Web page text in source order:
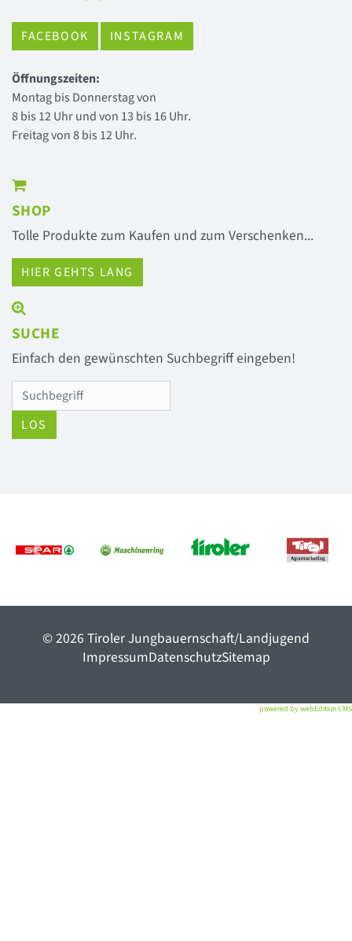
FACEBOOK INSTAGRAM
Öffnungszeiten:
Montag bis Donnerstag von
8 bis 12 Uhr und von 13 bis 16 Uhr.
Freitag von 8 bis 12 Uhr.
SHOP
Tolle Produkte zum Kaufen und zum Verschenken...
HIER GEHTS LANG
SUCHE
Einfach den gewünschten Suchbegriff eingeben!
LOS
Previous Next
© 2026 Tiroler Jungbauernschaft/Landjugend
ImpressumDatenschutzSitemap
powered by webEdition CMS